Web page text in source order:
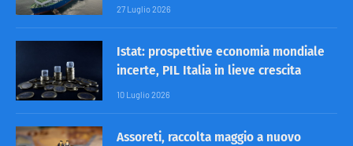
27 Luglio 2026
Istat: prospettive economia mondiale
incerte, PIL Italia in lieve crescita
10 Luglio 2026
Assoreti, raccolta maggio a nuovo